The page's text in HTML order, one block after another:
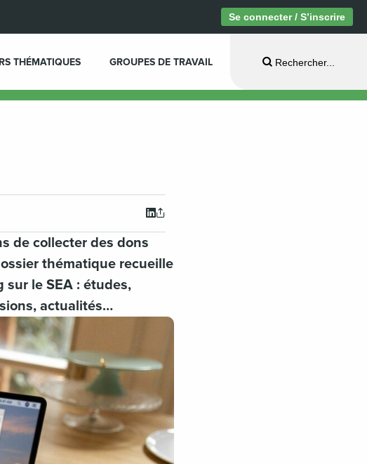
Se connecter / S’inscrire
THÉMATIQUES GROUPES DE TRAVAIL Rechercher...
de collecter des dons
thématique recueille
le SEA : études,
actualités…